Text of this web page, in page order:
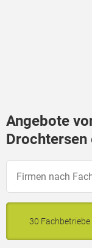
Angebote
Drochtersen
30